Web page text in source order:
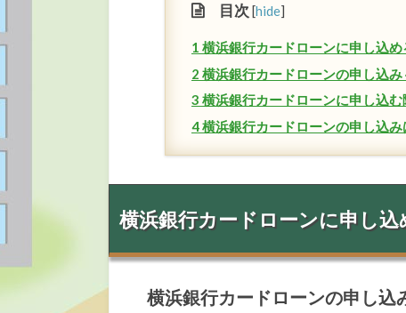
目次 [hide]
1 横浜銀行カードローンに申し込め
2 横浜銀行カードローンの申し込
3 横浜銀行カードローンに申し込
4横浜銀行カードローンの申し込み
横浜銀行カードローンに申し込
横浜銀行カードローンの申し込